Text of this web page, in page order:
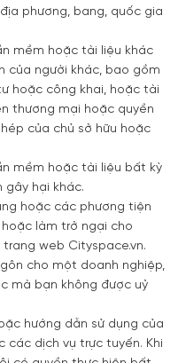
phương, bang, quốc gia
mềm hoặc tài liệu khác
của người khác, bao gồm
hoặc công khai, hoặc tài
thương mại hoặc quyền
của chủ sở hữu hoặc
mềm hoặc tài liệu bất kỳ
gây hại khác.
hoặc các phương tiện
làm trở ngại cho
web Cityspace.vn.
cho một doanh nghiệp,
mà bạn không được uỷ
hướng dẫn sử dụng của
các dịch vụ trực tuyến. Khi